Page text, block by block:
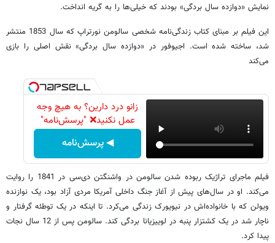
نمایش «دوازده سال بردگی» بودند که خیلی‌ها را به گریه انداخت.
این فیلم بر مبنای کتاب زندگی‌نامه شخصی سالومن نورتراپ که سال 1853 منتشر
شد، ساخته شده است. اجیوفور در «دوازده سال بردگی» نقش اصلی را بازی
می‌کند
زانو درد دارین؟ به هیچ وجه
عمل نکنید❌ "پرسش‌نامه"
◀ پرسش‌نامه
فیلم ماجرای تراژیک ربوده شدن سالومن در واشنگتن دی‌سی در 1841 را روایت
می‌کند. او در سال‌های پیش از آغاز جنگ داخلی آمریکا مردی آزاد بود، یک نوازنده
ویولن که با خانواده‌اش در نیویورک زندگی می‌کرد. تا اینکه در یک توطئه گرفتار و
ناچار شد در یک کشتزار پنبه در لوییزیانا بردگی کند. سالومن پس از 12 سال نجات
پیدا کرد.